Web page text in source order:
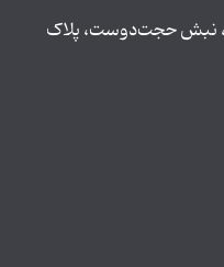
نبش حجت‌دوست، پلاک